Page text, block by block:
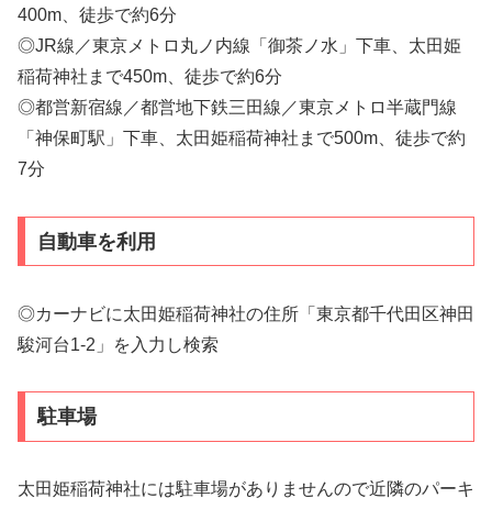
400m、徒歩で約6分
◎JR線／東京メトロ丸ノ内線「御茶ノ水」下車、太田姫
稲荷神社まで450m、徒歩で約6分
◎都営新宿線／都営地下鉄三田線／東京メトロ半蔵門線
「神保町駅」下車、太田姫稲荷神社まで500m、徒歩で約
7分
自動車を利用
◎カーナビに太田姫稲荷神社の住所「東京都千代田区神田
駿河台1-2」を入力し検索
駐車場
太田姫稲荷神社には駐車場がありませんので近隣のパーキ